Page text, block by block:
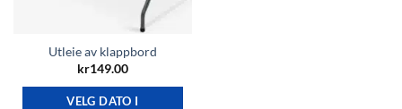
Utleie av klappbord
kr149.00
VELG DATO I